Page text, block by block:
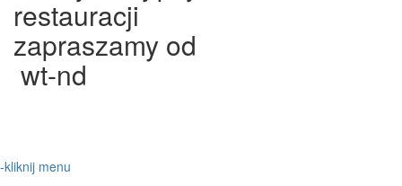
restauracji
​zapraszamy od
​ wt-nd
-kliknij menu